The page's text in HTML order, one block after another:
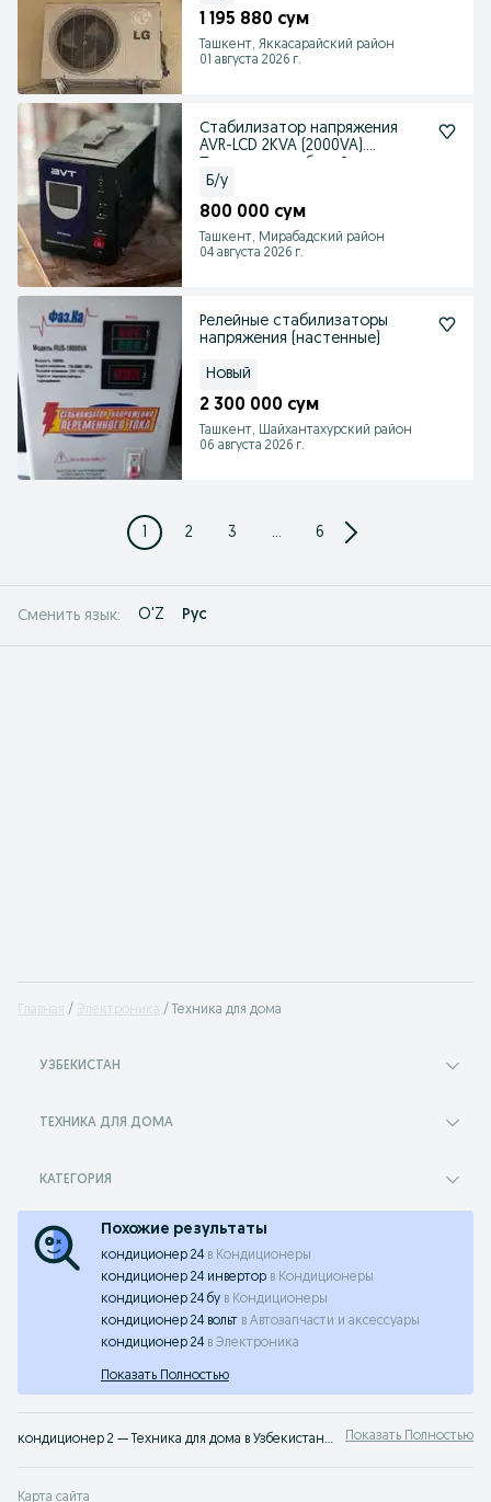
1 195 880 сум
Ташкент, Яккасарайский район
01 августа 2026 г.
Стабилизатор напряжения
AVR-LCD 2KVA (2000VA).
Б/у
800 000 сум
Ташкент, Мирабадский район
04 августа 2026 г.
Релейные стабилизаторы
напряжения (настенные)
Новый
2 300 000 сум
Ташкент, Шайхантахурский район
06 августа 2026 г.
1 2 3 ... 6
Сменить язык: O'Z Рус
Главная Электроника Техника для дома
УЗБЕКИСТАН
ТЕХНИКА ДЛЯ ДОМА
КАТЕГОРИЯ
Похожие результаты
кондиционер 24 в Кондиционеры
кондиционер 24 инвертор в Кондиционеры
кондиционер 24 бу в Кондиционеры
кондиционер 24 вольт в Автозапчасти и аксессуары
кондиционер 24 в Электроника
Показать Полностью
кондиционер 2 — Техника для дома в Узбекистане ✔️ Новая и б/у электроника для уборки, комфорта и уюта по выгодным ценам ☝ Широкий выбор надёжных товаров от продавцов на OLX.uz Показать Полностью
Карта сайта